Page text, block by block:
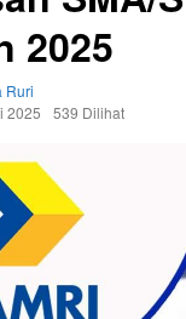
2025
Ruri
2025
539 Dilihat